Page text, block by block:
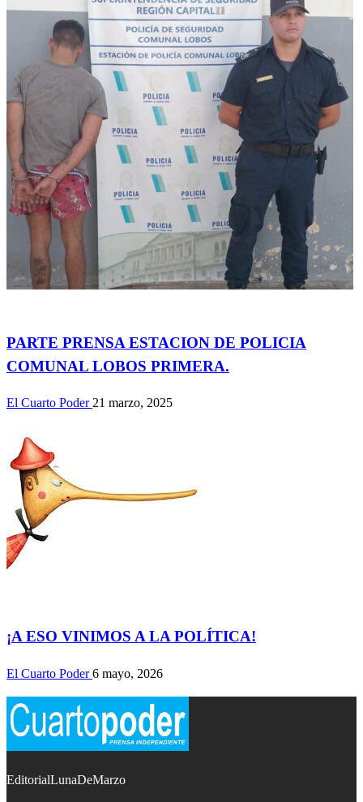
PARTE PRENSA ESTACION DE POLICIA
COMUNAL LOBOS PRIMERA.
El Cuarto Poder21 marzo, 2025
¡A ESO VINIMOS A LA POLÍTICA!
El Cuarto Poder6 mayo, 2026
EditorialLunaDeMarzo